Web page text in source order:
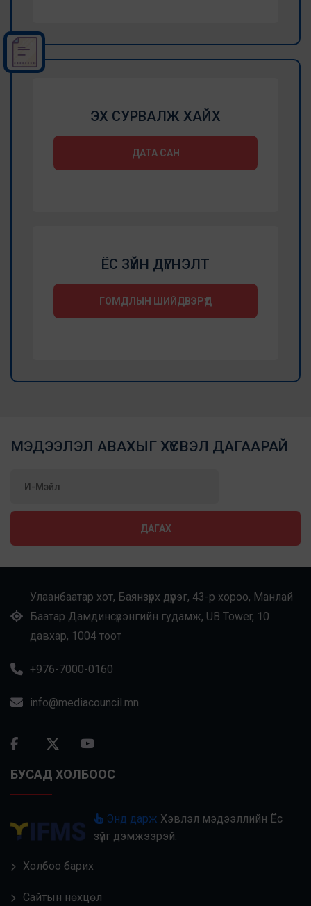
ЭХ СУРВАЛЖ ХАЙХ
ДАТА САН
ЁС ЗҮЙН ДҮГНЭЛТ
ГОМДЛЫН ШИЙДВЭРҮҮД
МЭДЭЭЛЭЛ АВАХЫГ ХҮСВЭЛ ДАГААРАЙ
ДАГАХ
Улаанбаатар хот, Баянзүрх дүүрэг, 43-р хороо, Манлай
Баатар Дамдинсүрэнгийн гудамж, UB Tower, 10
давхар, 1004 тоот
+976-7000-0160
info@mediacouncil.mn
БУСАД ХОЛБООС
Энд дарж Хэвлэл мэдээллийн Ёс
зүйг дэмжээрэй.
Холбоо барих
Сайтын нөхцөл